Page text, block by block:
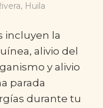
Huila
incluyen la
alivio del
y alivio
parada
durante tu